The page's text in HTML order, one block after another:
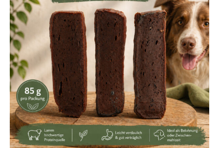
auf
der
Produktseite
gewählt
werden